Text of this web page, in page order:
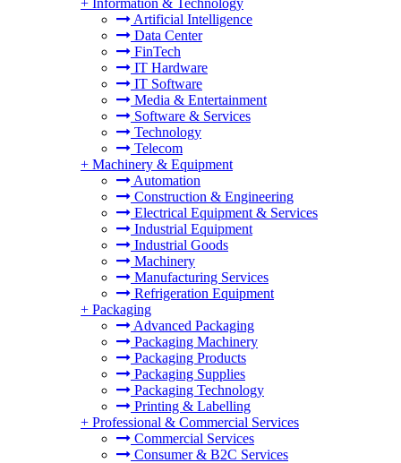
+ Information & Technology
Artificial Intelligence
Data Center
FinTech
IT Hardware
IT Software
Media & Entertainment
Software & Services
Technology
Telecom
+ Machinery & Equipment
Automation
Construction & Engineering
Electrical Equipment & Services
Industrial Equipment
Industrial Goods
Machinery
Manufacturing Services
Refrigeration Equipment
+ Packaging
Advanced Packaging
Packaging Machinery
Packaging Products
Packaging Supplies
Packaging Technology
Printing & Labelling
+ Professional & Commercial Services
Commercial Services
Consumer & B2C Services